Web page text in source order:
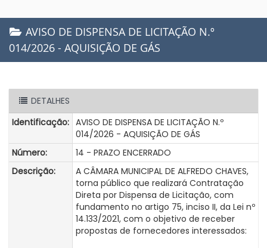
AVISO DE DISPENSA DE LICITAÇÃO N.º
014/2026 - AQUISIÇÃO DE GÁS
DETALHES
Identificação: AVISO DE DISPENSA DE LICITAÇÃO N.º
014/2026 - AQUISIÇÃO DE GÁS
Número:
14 - PRAZO ENCERRADO
Descrição:
A CÂMARA MUNICIPAL DE ALFREDO CHAVES,
torna público que realizará Contratação
Direta por Dispensa de Licitação, com
fundamento no artigo 75, inciso II, da Lei nº
14.133/2021, com o objetivo de receber
propostas de fornecedores interessados: